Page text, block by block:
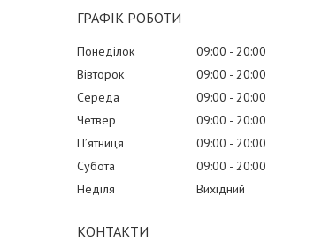
ГРАФІК РОБОТИ
Понеділок 09:00
20:00
Вівторок
09:00
20:00
Середа
09:00
20:00
Четвер
09:00
20:00
Пʼятниця
09:00
20:00
Субота
09:00
20:00
Неділя
Вихідний
КОНТАКТИ